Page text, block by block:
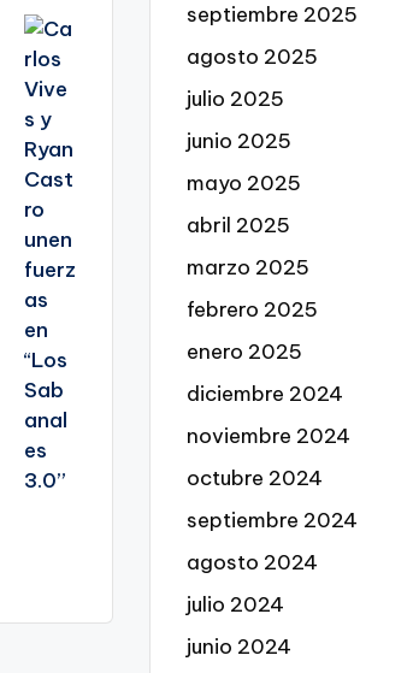
septiembre 2025
agosto 2025
julio 2025
junio 2025
mayo 2025
abril 2025
marzo 2025
febrero 2025
enero 2025
diciembre 2024
noviembre 2024
octubre 2024
septiembre 2024
agosto 2024
julio 2024
junio 2024